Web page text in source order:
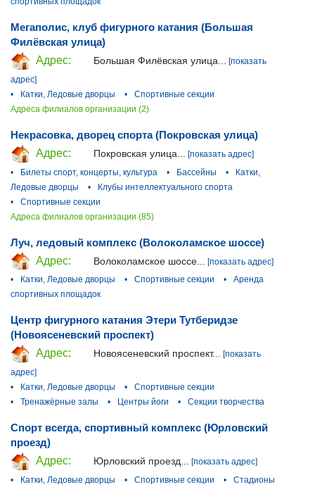
Мегаполис, клуб фигурного катания (Большая
Филёвская улица)
Адрес:
Большая Филёвская улица...
[показать
адрес]
•
Катки, Ледовые дворцы •
Спортивные секции
Адреса филиалов организации (2)
Некрасовка, дворец спорта (Покровская улица)
Адрес:
Покровская улица...
[показать адрес]
•
Билеты спорт, концерты, культура • Бассейны •
Катки,
Ледовые дворцы
•
Клубы интеллектуального спорта
•
Спортивные секции
Адреса филиалов организации (85)
Луч, ледовый комплекс (Волоколамское шоссе)
Адрес:
Волоколамское шоссе...
[показать адрес]
•
Катки, Ледовые дворцы • Спортивные секции •
Аренда
спортивных площадок
Центр фигурного катания Этери Тутберидзе
(Новоясеневский проспект)
Адрес:
Новоясеневский проспект... [показать
адрес]
•
Катки, Ледовые дворцы •
Спортивные секции
•
Тренажёрные залы • Центры йоги • Секции творчества
Спорт всегда, спортивный комплекс (Юрловский
проезд)
Адрес:
Юрловский проезд... [показать адрес]
•
Катки, Ледовые дворцы • Спортивные секции •
Стадионы